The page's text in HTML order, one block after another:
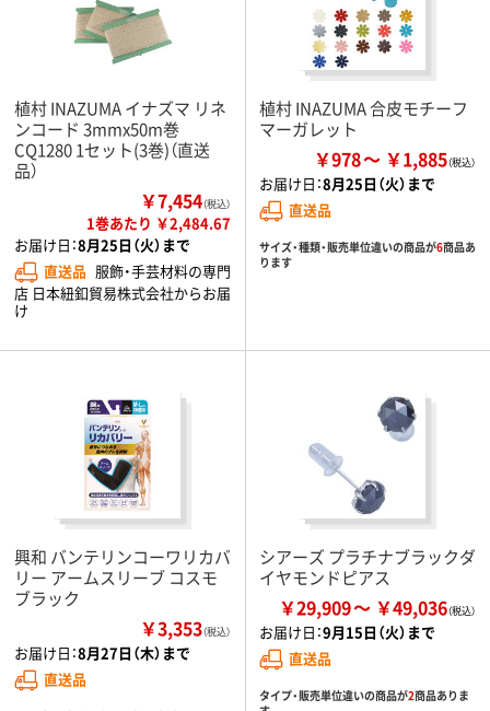
植村 INAZUMA イナズマ リネ
ンコード 3mmx50m巻
CQ1280 1セット(3巻)（直送
品）
￥7,454（税込）
1巻あたり ￥2,484.67
お届け日：8月25日（火）まで
直送品 服飾・手芸材料の専門
店 日本紐釦貿易株式会社からお届
け
植村 INAZUMA 合皮モチーフ
マーガレット
￥978 ￥1,885
お届け日：8月25日（火）まで
直送品
サイズ・種類・販売単位違いの商品が6商品あ
ります
興和 バンテリンコーワリカバ
リー アームスリーブ コスモ
ブラック
￥3,353（税込）
お届け日：8月27日（木）まで
直送品
シアーズ プラチナブラックダ
イヤモンドピアス
￥29,909 ￥49,036
お届け日：9月15日（火）まで
直送品
タイプ・販売単位違いの商品が2商品ありま